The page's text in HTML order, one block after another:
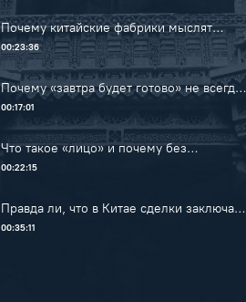
Почему китайские фабрики мыслят
другими категориями?
00:23:36
Почему «завтра будет готово» не всегда
означает завтра?
00:17:01
Что такое «лицо» и почему без
понимания этого феномена невозможно
выстроить отношения в Китае?
00:22:15
Правда ли, что в Китае сделки заключают
за рюмкой водки?
00:35:11